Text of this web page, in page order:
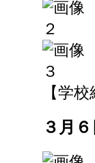
【学
３月